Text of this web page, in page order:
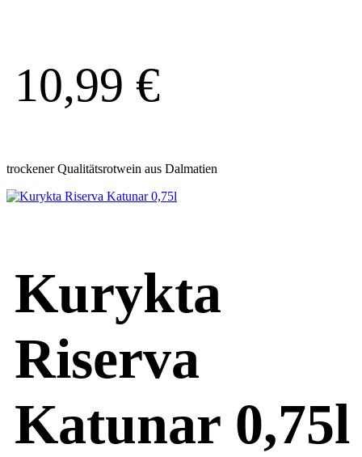
10,99 €
trockener Qualitätsrotwein aus Dalmatien
Kurykta
Riserva
Katunar 0,75l